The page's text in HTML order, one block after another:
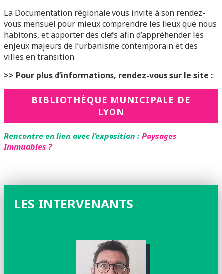
La Documentation régionale vous invite à son rendez-
vous mensuel pour mieux comprendre les lieux que nous
habitons, et apporter des clefs afin d’appréhender les
enjeux majeurs de l’urbanisme contemporain et des
villes en transition.
>> Pour plus d’informations, rendez-vous sur le site :
BIBLIOTHÈQUE MUNICIPALE DE
LYON
Rencontre en lien avec l’exposition :Paysages
Immuables ?
LES INTERVENANTS